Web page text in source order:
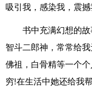
吸引我，感染我，震撼
书中充满幻想的
智斗二郎神，常常给
佛祖，白骨精等一个
穷!在生活中她还给我